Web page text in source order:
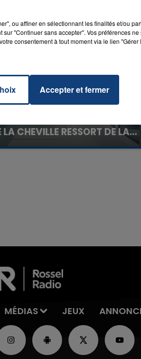
LA CHEVILLE RESSORT DE LA...
plainte contre la clinique qui a
MÉDIAS JEUX
ou affiner en sélectionnant les finalités et/ou
"Continuer sans accepter". Vos préférences
consentement à tout moment via le lien
Accepter et fermer